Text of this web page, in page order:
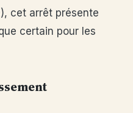
cet arrêt présente
certain pour les